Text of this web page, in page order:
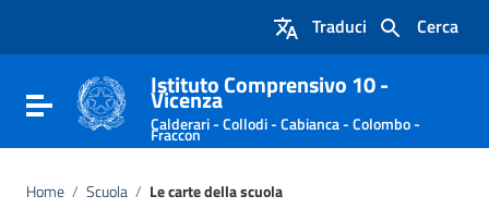
Vai al footer
Cerca
Traduci
Attiva / disattiva la navigazione
Istituto Comprensivo 10 -
Vicenza
Calderari - Collodi - Cabianca - Colombo -
Fraccon
Home / Scuola / Le carte della scuola